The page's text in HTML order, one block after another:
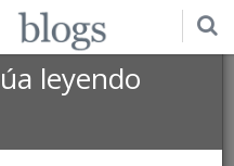
$1 USD
leyendo